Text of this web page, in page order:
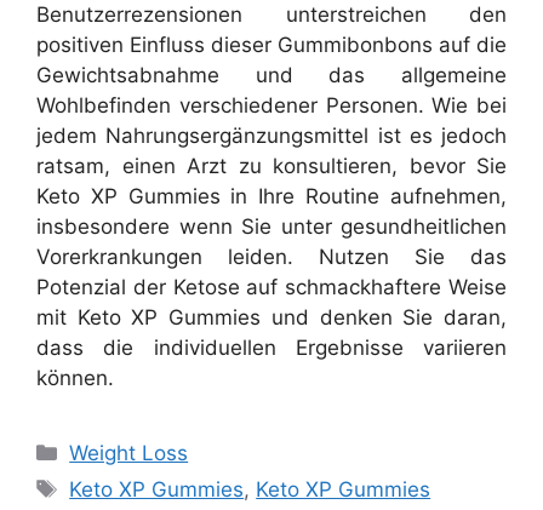
Benutzerrezensionen unterstreichen den
positiven Einfluss dieser Gummibonbons auf die
Gewichtsabnahme und das allgemeine
Wohlbefinden verschiedener Personen. Wie bei
jedem Nahrungsergänzungsmittel ist es jedoch
ratsam, einen Arzt zu konsultieren, bevor Sie
Keto XP Gummies in Ihre Routine aufnehmen,
insbesondere wenn Sie unter gesundheitlichen
Vorerkrankungen leiden. Nutzen Sie das
Potenzial der Ketose auf schmackhaftere Weise
mit Keto XP Gummies und denken Sie daran,
dass die individuellen Ergebnisse variieren
können.
Categories
Weight Loss
Tags
Keto XP Gummies, Keto XP Gummies